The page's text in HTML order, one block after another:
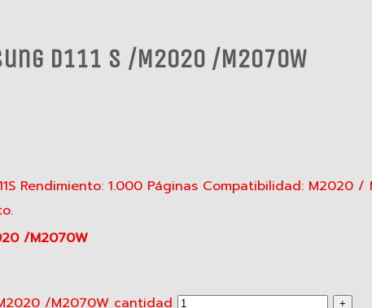
D111 S /M2020 /M2070W
Rendimiento: 1.000 Páginas Compatibilidad:
/M2070W
/M2070W cantidad